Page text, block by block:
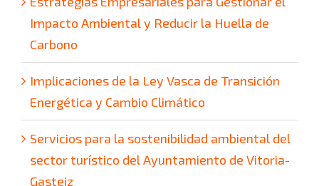
Impacto Ambiental y Reducir la Huella de
Carbono
Implicaciones de la Ley Vasca de Transición
Energética y Cambio Climático
Servicios para la sostenibilidad ambiental del
sector turístico del Ayuntamiento de Vitoria-
Gasteiz